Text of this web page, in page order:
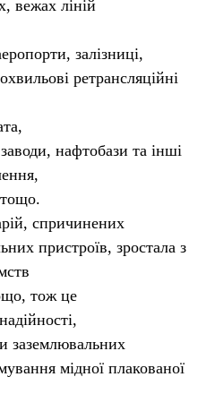
вежах ліній
залізниці,
ретрансляційні
нафтобази та інші
спричинених
пристроїв, зростала з
тож це
заземлювальних
мідної плакованої